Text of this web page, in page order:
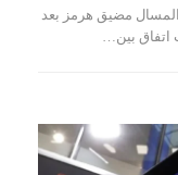
المسال مضيق هرمز بعد
بين…